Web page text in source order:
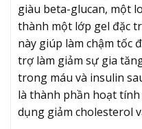
giàu beta-glucan, một
thành một lớp gel đặc
này giúp làm chậm tốc
trợ làm giảm sự gia
trong máu và insulin
là thành phần hoạt
dụng giảm cholesterol